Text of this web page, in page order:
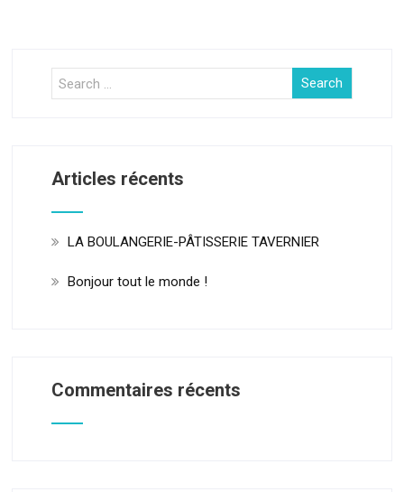
Articles récents
LA BOULANGERIE-PÂTISSERIE TAVERNIER
Bonjour tout le monde !
Commentaires récents